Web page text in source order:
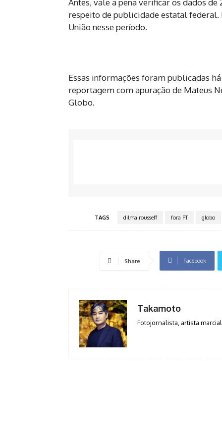
respeito de publicidade estatal federal.
União nesse período.
Essas informações foram publicadas
reportagem com apuração de Mateus
Globo.
TAGS dilma rousseff fora PT globo
Share Facebook
Takamoto
Fotojornalista, artista